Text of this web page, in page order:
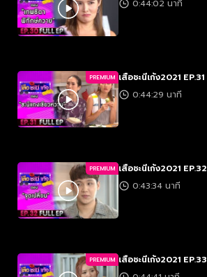
0:44:02 นาที
PREMIUM เสือชะนีเก้ง2021 EP.31
0:44:29 นาที
PREMIUM เสือชะนีเก้ง2021 EP.32
0:43:34 นาที
PREMIUM เสือชะนีเก้ง2021 EP.33